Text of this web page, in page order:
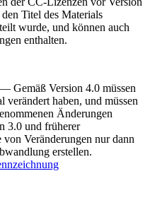
Titel des Materials
wurde, und können auch
enthalten.
— Gemäß Version 4.0 müssen
verändert haben, und müssen
Änderungen
3.0 und früherer
Veränderungen nur dann
erstellen.